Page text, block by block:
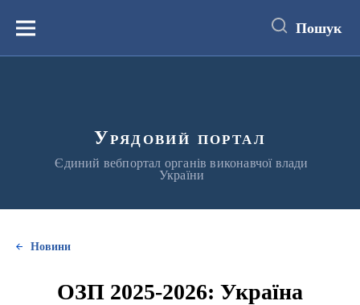
вмістуМеню Пошук
Урядовий портал
Єдиний вебпортал органів виконавчої влади
України
Новини
ОЗП 2025-2026: Україна